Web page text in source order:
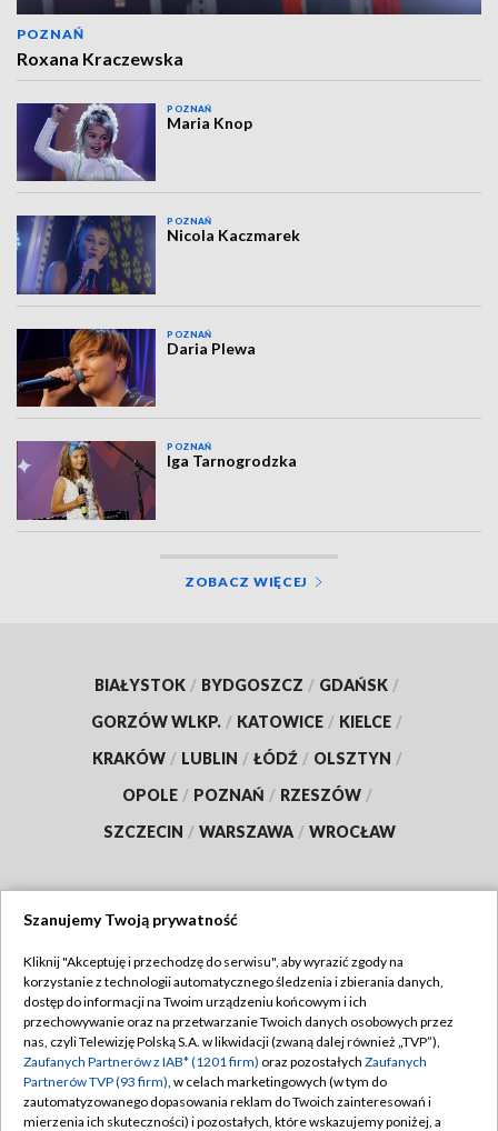
POZNAŃ
Roxana Kraczewska
POZNAŃ
Maria Knop
POZNAŃ
Nicola Kaczmarek
POZNAŃ
Daria Plewa
POZNAŃ
Iga Tarnogrodzka
ZOBACZ WIĘCEJ
BIAŁYSTOK / BYDGOSZCZ / GDAŃSK /
GORZÓW WLKP. / KATOWICE / KIELCE /
KRAKÓW / LUBLIN / ŁÓDŹ / OLSZTYN /
OPOLE / POZNAŃ / RZESZÓW /
SZCZECIN / WARSZAWA / WROCŁAW
TVP
Abonament TVP
Emisja w TVP
Centrum informacji TVP
Regulamin TVP
Polityka prywatności
Moje zgody
Szanujemy Twoją prywatność
Kliknij "Akceptuję i przechodzę do serwisu", aby wyrazić zgody na
korzystanie z technologii automatycznego śledzenia i zbierania danych,
dostęp do informacji na Twoim urządzeniu końcowym i ich
przechowywanie oraz na przetwarzanie Twoich danych osobowych przez
nas, czyli Telewizję Polską S.A. w likwidacji (zwaną dalej również „TVP”),
Zaufanych Partnerów z IAB* (1201 firm) oraz pozostałych Zaufanych
Partnerów TVP (93 firm), w celach marketingowych (w tym do
zautomatyzowanego dopasowania reklam do Twoich zainteresowań i
mierzenia ich skuteczności) i pozostałych, które wskazujemy poniżej, a